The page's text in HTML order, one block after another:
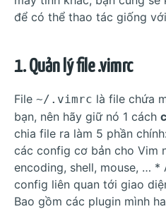
để có thể thao tác giống
1. Quản lý file .vimrc
File ~/.vimrc là file chứa
bạn, nên hãy giữ nó 1 cách
chia file ra làm 5 phần
các config cơ bản cho Vim
encoding, shell, mouse, … *
config liên quan tới giao
Bao gồm các plugin mình